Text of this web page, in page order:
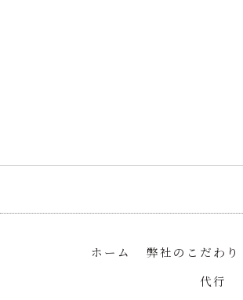
ホーム 弊社のこだわり
代行